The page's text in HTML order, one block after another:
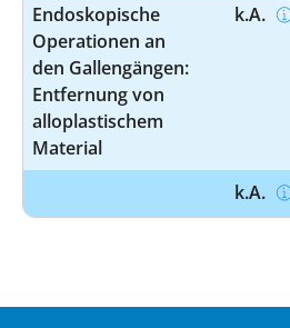
Endoskopische
Operationen an
den Gallengängen:
Entfernung von
alloplastischem
Material
k.A.
k.A.